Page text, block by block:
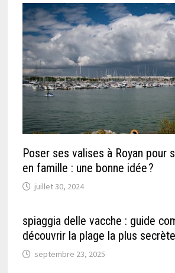
Poser ses valises à Royan pour
en famille : une bonne idée ?
juillet 30, 2024
spiaggia delle vacche : guide
découvrir la plage la plus
septembre 23, 2025